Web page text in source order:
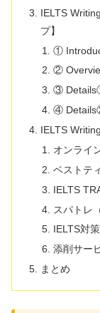
IELTS
プ】
①
②
③
④
IELTS
オンライ
ベストテ
IELTS
スパトレ
IELTS対
添削サー
まとめ